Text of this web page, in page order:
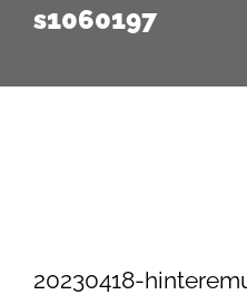
s1060197
20230418-